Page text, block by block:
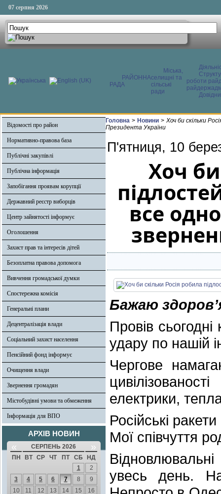
07 серпня 2026
РАЙОННА
РАДА
Міська,
селищні та
сільські
ради
роботи
Відомості про район
Нормативно-правова база
Публічні закупівлі
Публічна інформація
Запобігання проявам корупції
Державний реєстр виборців
Центр зайнятості інформує
Оголошення
Захист прав та інтересів дітей
Безоплатна правова допомога
Вивчення громадської думки
Спостережна комісія
Генеральні плани
Децентралізація влади
Соціальний захист населення
Пенсійний фонд інформує
Очищення влади
Звернення громадян
Містобудівні умови та обмеження
Інформація для ВПО
АРХІВ НОВИН
« СЕРПЕНЬ 2026 »
ПН ВТ СР ЧТ ПТ СБ
НД
1
2
3
4 5 6 7 8
9
10
11 12 13 14 15
16
Головна > Новини > Хоч би скільки
Президента України
П'ятниця, 10
Хоч
все
Бажаю
Провів
удару по нашій
Чергове
електрики,
Російські
Мої співчуття
увесь день.